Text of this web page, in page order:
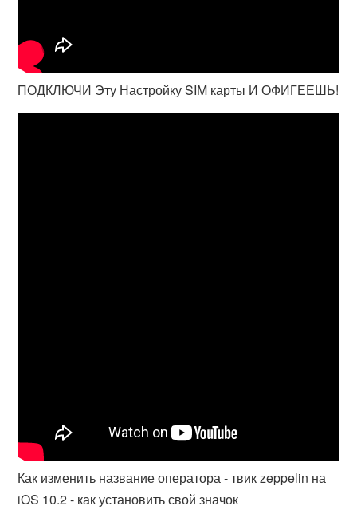
ПОДКЛЮЧИ Эту Настройку SIM карты И ОФИГЕЕШЬ!
Как изменить название оператора - твик zeppelin на
iOS 10.2 - как установить свой значок